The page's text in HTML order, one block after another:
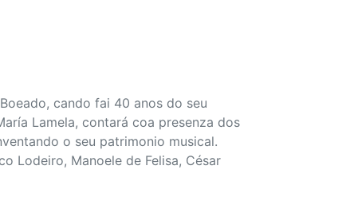
cando fai 40 anos do seu
Lamela, contará coa presenza dos
o seu patrimonio musical.
Lodeiro, Manoele de Felisa, César